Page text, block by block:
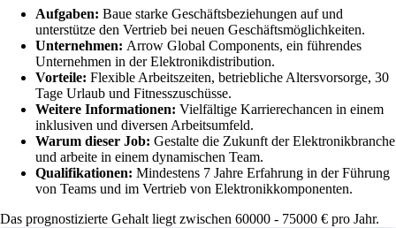
Aufgaben: Baue starke Geschäftsbeziehungen auf und
unterstütze den Vertrieb bei neuen Geschäftsmöglichkeiten.
Unternehmen: Arrow Global Components, ein führendes
Unternehmen in der Elektronikdistribution.
Vorteile: Flexible Arbeitszeiten, betriebliche Altersvorsorge, 30
Tage Urlaub und Fitnesszuschüsse.
Weitere Informationen: Vielfältige Karrierechancen in einem
inklusiven und diversen Arbeitsumfeld.
Warum dieser Job: Gestalte die Zukunft der Elektronikbranche
und arbeite in einem dynamischen Team.
Qualifikationen: Mindestens 7 Jahre Erfahrung in der Führung
von Teams und im Vertrieb von Elektronikkomponenten.
Das prognostizierte Gehalt liegt zwischen 60000 - 75000 € pro Jahr.